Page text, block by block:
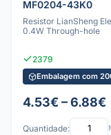
MF0204-43K0
Resistor LianSheng
0.4W Through-hole
2379
Embalagem com
4.53€ – 6.88€
Quantidade: